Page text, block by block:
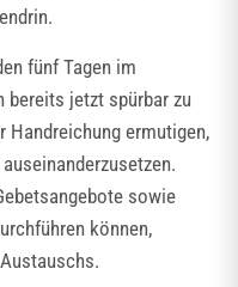
fünf Tagen im
bereits jetzt spürbar zu
Handreichung ermutigen,
sowie
können,